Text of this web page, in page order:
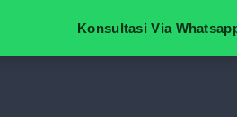
Konsultasi Via